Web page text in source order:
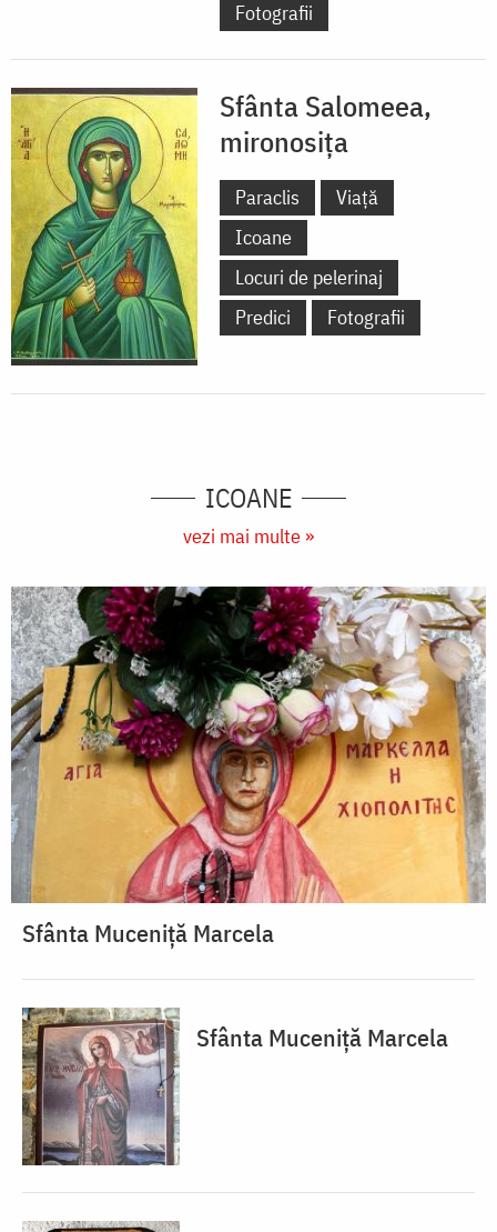
Fotografii
Sfânta Salomeea,
mironosița
Paraclis
Viață
Icoane
Locuri de pelerinaj
Predici
Fotografii
ICOANE
vezi mai multe »
Sfânta Muceniță Marcela
Sfânta Muceniță Marcela